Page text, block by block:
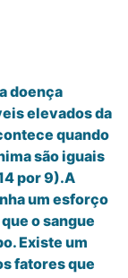
doença
elevados da
quando
são iguais
por 9).A
um esforço
o sangue
Existe um
fatores que